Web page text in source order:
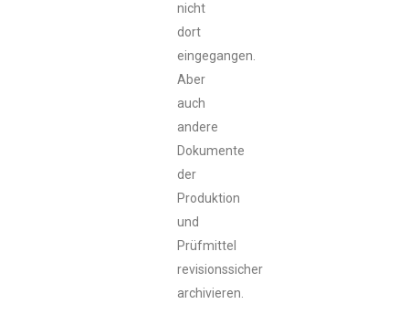
nicht
dort
eingegangen.
Aber
auch
andere
Dokumente
der
Produktion
und
Prüfmittel
revisionssicher
archivieren.